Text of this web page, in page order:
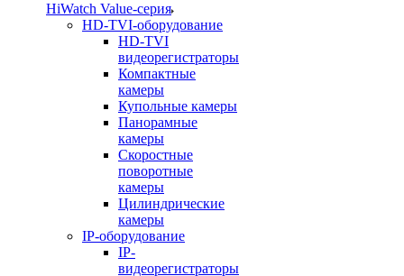
HiWatch Value-серия
HD-TVI-оборудование
HD-TVI
видеорегистраторы
Компактные
камеры
Купольные камеры
Панорамные
камеры
Скоростные
поворотные
камеры
Цилиндрические
камеры
IP-оборудование
IP-
видеорегистраторы